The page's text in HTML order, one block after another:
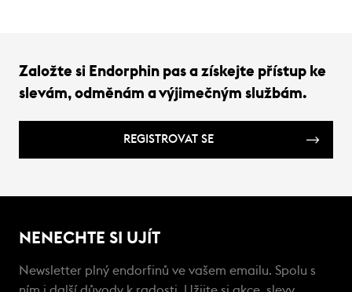
Založte si Endorphin pas a získejte přístup ke
slevám, odměnám a výjimečným službám.
REGISTROVAT SE
NENECHTE SI UJÍT
Newsletter plný endorfinů ve vašem emailu. Spolu s